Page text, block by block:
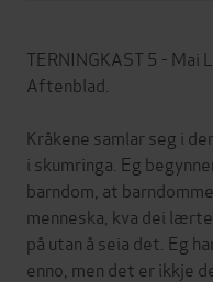
TERNINGKAST 5 -
Aftenblad.
Kråkene samlar seg i
i skumringa. Eg
barndom, at
menneska, kva dei
på utan å seia det. Eg
enno, men det er ikkje